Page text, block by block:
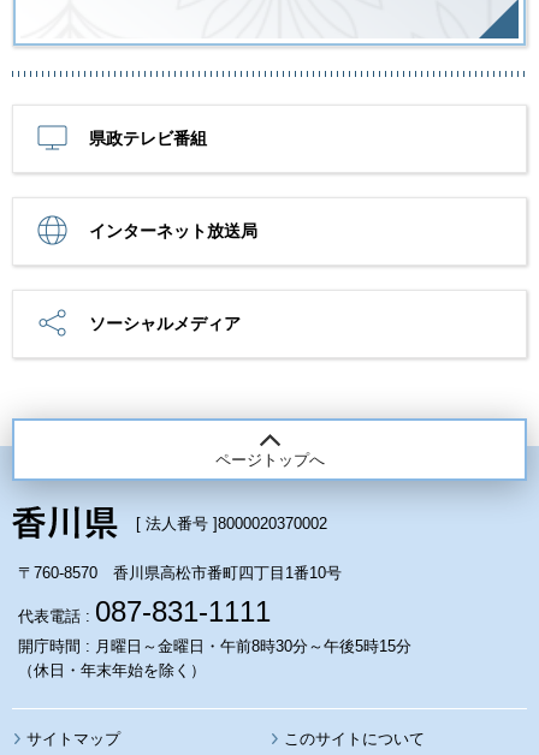
県政テレビ番組
インターネット放送局
ソーシャルメディア
ページトップへ
[ 法人番号 ]8000020370002
〒760-8570 香川県高松市番町四丁目1番10号
代表電話 : 087-831-1111
開庁時間 : 月曜日～金曜日・午前8時30分～午後5時15分
（休日・年末年始を除く）
サイトマップ このサイトについて